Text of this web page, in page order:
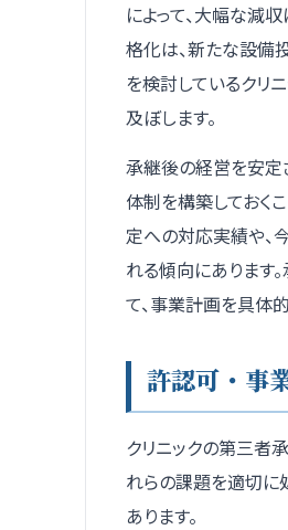
によって、大幅な減
格化は、新たな設備
を検討しているクリ
及ぼします。
承継後の経営を安定
体制を構築しておく
定への対応実績や、
れる傾向にあります
て、事業計画を具体
許認可・事
クリニックの第三者
れらの課題を適切に
あります。